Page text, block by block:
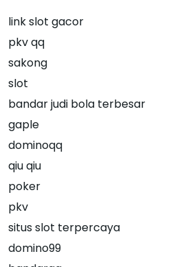
link slot gacor
pkv qq
sakong
slot
bandar judi bola terbesar
gaple
dominoqq
qiu qiu
poker
pkv
situs slot terpercaya
domino99